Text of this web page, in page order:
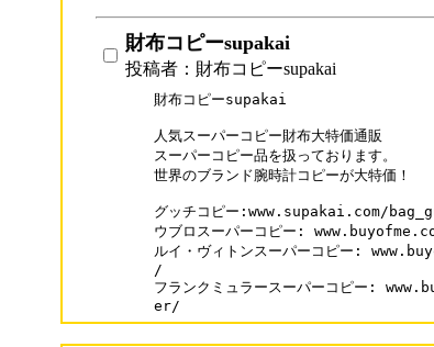
財布コピーsupakai
投稿者：財布コピーsupakai
財布コピーsupakai
人気スーパーコピー財布大特価通販
スーパーコピー品を扱っております。
世界のブランド腕時計コピーが大特価！
グッチコピー:www.supakai.com/
ウブロスーパーコピー:
ルイ・ヴィトンスーパーコピー:
/
フランクミュラースーパーコピー:
er/